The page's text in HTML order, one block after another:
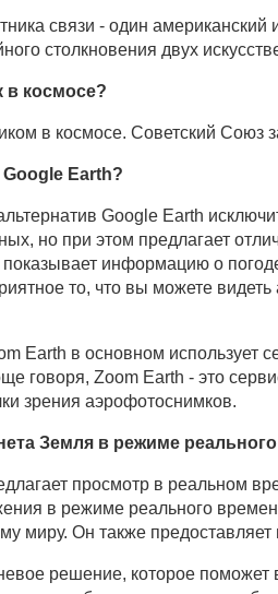
связи - один американский
столкновения двух
в космосе?
в космосе. Советский Союз
Earth?
Google Earth
но при этом предлагает
показывает информацию о
то, что вы можете
Earth в основном использует
говоря, Zoom Earth - это
зрения аэрофотоснимков.
Земля в режиме
просмотр в реальном
в режиме реального
миру. Он также
решение, которое